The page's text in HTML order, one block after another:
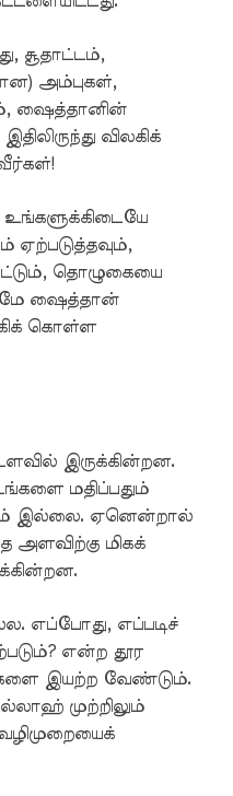
சூதாட்டம்,
அம்புகள்,
ஷைத்தானின்
விலகிக்
உங்களுக்கிடையே
ஏற்படுத்தவும்,
தொழுகையை
ஷைத்தான்
கொள்ள
இருக்கின்றன.
மதிப்பதும்
இல்லை. ஏனென்றால்
அளவிற்கு மிகக்
எப்போது, எப்படிச்
என்ற தூர
இயற்ற வேண்டும்.
முற்றிலும்